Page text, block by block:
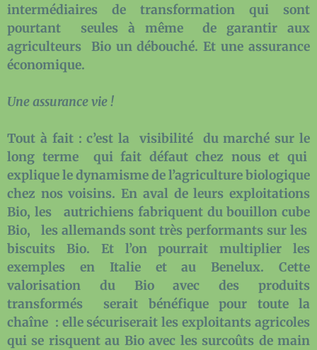
intermédiaires de transformation qui sont
pourtant seules à même de garantir aux
agriculteurs Bio un débouché. Et une assurance
économique.
Une assurance vie !
Tout à fait : c’est la visibilité du marché sur le
long terme qui fait défaut chez nous et qui
explique le dynamisme de l’agriculture biologique
chez nos voisins. En aval de leurs exploitations
Bio, les autrichiens fabriquent du bouillon cube
Bio, les allemands sont très performants sur les
biscuits Bio. Et l’on pourrait multiplier les
exemples en Italie et au Benelux. Cette
valorisation du Bio avec des produits
transformés serait bénéfique pour toute la
chaîne : elle sécuriserait les exploitants agricoles
qui se risquent au Bio avec les surcoûts de main